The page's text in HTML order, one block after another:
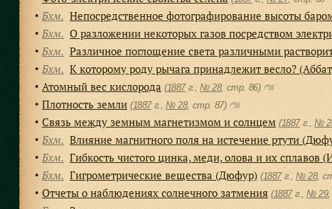
● Бхм. Непосредственное фотографирование высоты
● Бхм. О разложении некоторых газов посредством
● Бхм. Различное поглощение света различными
● Бхм. К которому роду рычага принадлежит весло?
● Атомный вес кислорода (1887г.,№ 28, cтр. 86)
● Плотность земли (1887г.,№ 28, cтр. 87)
● Связь между земным магнетизмом и солнцем (1887г.,№
● Бхм. Влияние магнитного поля на истечение ртути
● Бхм. Гибкость чистого цинка, меди, олова и их сплавов
● Бхм. Гигрометрические вещества (Дюфур) (1887г.,№ 28,
● Отчеты о наблюдениях солнечного затмения (1887г.,№ 29